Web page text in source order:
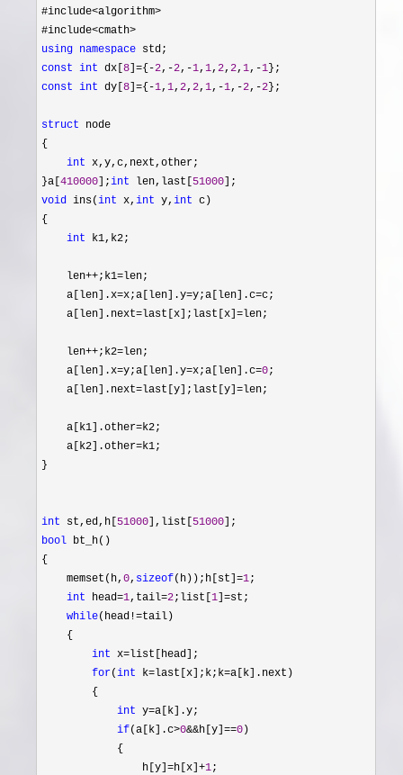
#include<algorithm>
#include
using namespace
const int dx[ 8 ]={-2,-2,-1, 1, 2, 2, 1,-1
const int dy[ 8 ]={-1, 1, 2, 2, 1,-1,-2,-2 };
struct node
{
int x,y,c,next,other;
}a[ 410000 ];int len,last[ 51000
void ins(int x, int y, int c)
{
int k1,k2;
    len
++;k1=len;
    a[len].x
=x;a[len].y=y;a[len].c=c;
    a[len].next
=last[x];last[x]=len;
    len
++;k2=len;
    a[len].x
=y;a[len].y=x;a[len].c=0;
    a[len].next
=last[y];last[y]=len;
    a[k1].other
=k2;
    a[k2].other
=k1;
}
int st,ed,h[ 51000 ],list[ 51000
bool bt_h()
{
    memset(h,
0, sizeof(h));h[st]=1;
int head=1,tail=2;list[ 1 ]=st;
while(head!=tail)
    {
int x=list[head];
for(int k=last[x];k;k=a[k].next)
        {
int y=a[k].y;
if(a[k].c>0&&h[y]==0 )
            {
                h[y]
=h[x]+1;